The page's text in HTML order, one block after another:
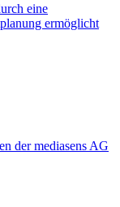
eine
ermöglicht
der mediasens AG